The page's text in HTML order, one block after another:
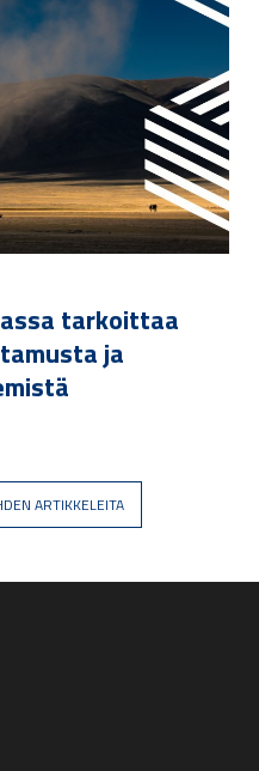
tarkoittaa
ja
ARTIKKELEITA